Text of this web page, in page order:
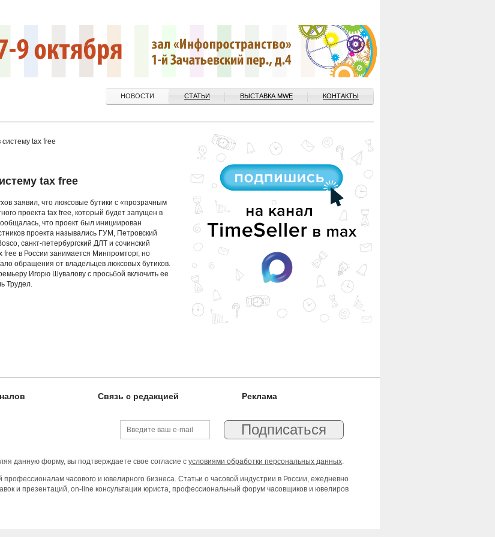
НОВОСТИ СТАТЬИ ВЫСТАВКА MWE КОНТАКТЫ
tax free
tax free
заявил, что люксовые бутики с «прозрачным
проекта tax free, который будет запущен в
что проект был инициирован
проекта назывались ГУМ, Петровский
санкт-петербургский ДЛТ и сочинский
в России занимается Минпромторг, но
обращения от владельцев люксовых бутиков.
Игорю Шувалову с просьбой включить ее
Трудел.
Связь с редакцией Реклама
данную форму, вы подтверждаете свое согласие с условиями обработки персональных данных.
часового и ювелирного бизнеса. Статьи о часовой индустрии в России, ежедневно
и презентаций, on-line консультации юриста, профессиональный форум часовщиков и ювелиров